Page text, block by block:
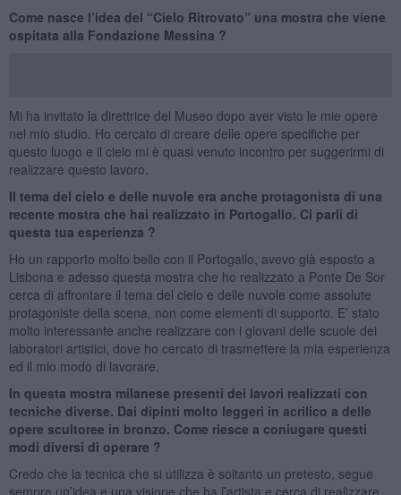
Come nasce l’idea del “Cielo Ritrovato” una mostra che viene
ospitata alla Fondazione Messina ?
Mi ha invitato la direttrice del Museo dopo aver visto le mie opere
nel mio studio. Ho cercato di creare delle opere specifiche per
questo luogo e il cielo mi è quasi venuto incontro per suggerirmi di
realizzare questo lavoro.
Il tema del cielo e delle nuvole era anche protagonista di una
recente mostra che hai realizzato in Portogallo. Ci parli di
questa tua esperienza ?
Ho un rapporto molto bello con il Portogallo, avevo già esposto a
Lisbona e adesso questa mostra che ho realizzato a Ponte De Sor
cerca di affrontare il tema del cielo e delle nuvole come assolute
protagoniste della scena, non come elementi di supporto. E’ stato
molto interessante anche realizzare con i giovani delle scuole dei
laboratori artistici, dove ho cercato di trasmettere la mia esperienza
ed il mio modo di lavorare.
In questa mostra milanese presenti dei lavori realizzati con
tecniche diverse. Dai dipinti molto leggeri in acrilico a delle
opere scultoree in bronzo. Come riesce a coniugare questi
modi diversi di operare ?
Credo che la tecnica che si utilizza è soltanto un pretesto, segue
sempre un’idea e una visione che ha l’artista e cerca di realizzare